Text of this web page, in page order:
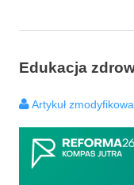
Edukacja
Artykuł